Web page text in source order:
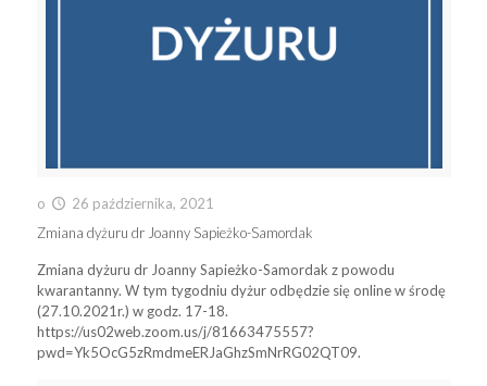
o
26 października, 2021
Zmiana dyżuru dr Joanny Sapieżko-Samordak
Zmiana dyżuru dr Joanny Sapieżko-Samordak z powodu
kwarantanny. W tym tygodniu dyżur odbędzie się online w środę
(27.10.2021r.) w godz. 17-18.
https://us02web.zoom.us/j/81663475557?
pwd=Yk5OcG5zRmdmeERJaGhzSmNrRG02QT09.